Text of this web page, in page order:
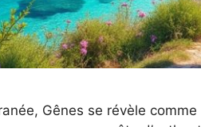
Gênes se révèle